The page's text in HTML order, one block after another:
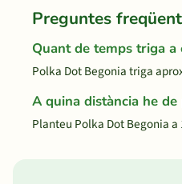
Preguntes
Quant de temps triga
Polka Dot Begonia triga
A quina distància he
Planteu Polka Dot Begonia